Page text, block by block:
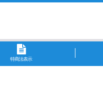
特商法表示